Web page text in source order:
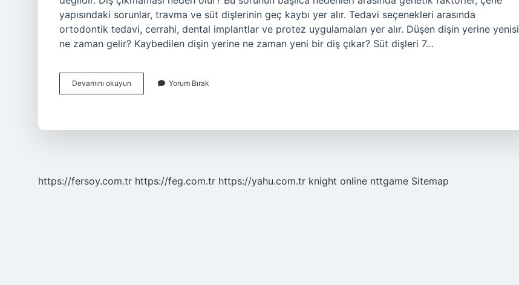
yapısındaki sorunlar, travma ve süt dişlerinin geç kaybı yer alır. Tedavi seçenekleri arasında
ortodontik tedavi, cerrahi, dental implantlar ve protez uygulamaları yer alır. Düşen dişin yerine yenisi
ne zaman gelir? Kaybedilen dişin yerine ne zaman yeni bir diş çıkar? Süt dişleri 7…
Devamını okuyun
Diş
Yorum Bırak
https://fersoy.com.tr https://feg.com.tr https://yahu.com.tr knight online nttgame Sitemap